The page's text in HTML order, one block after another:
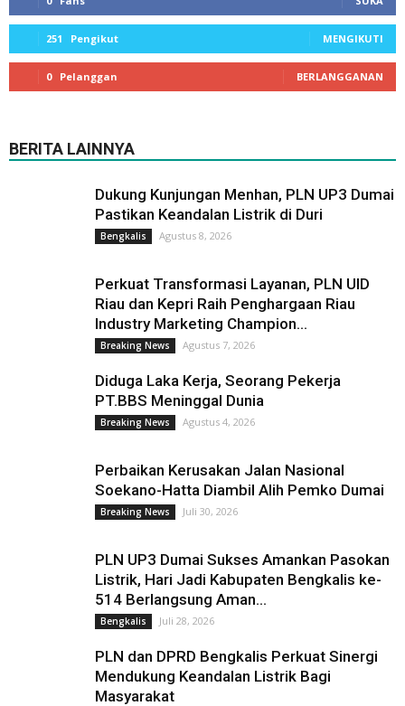
251 Pengikut MENGIKUTI
0 Pelanggan BERLANGGANAN
BERITA LAINNYA
Dukung Kunjungan Menhan, PLN UP3 Dumai
Pastikan Keandalan Listrik di Duri
Bengkalis Agustus 8, 2026
Perkuat Transformasi Layanan, PLN UID
Riau dan Kepri Raih Penghargaan Riau
Industry Marketing Champion...
Breaking News Agustus 7, 2026
Diduga Laka Kerja, Seorang Pekerja
PT.BBS Meninggal Dunia
Breaking News Agustus 4, 2026
Perbaikan Kerusakan Jalan Nasional
Soekano-Hatta Diambil Alih Pemko Dumai
Breaking News Juli 30, 2026
PLN UP3 Dumai Sukses Amankan Pasokan
Listrik, Hari Jadi Kabupaten Bengkalis ke-
514 Berlangsung Aman...
Bengkalis Juli 28, 2026
PLN dan DPRD Bengkalis Perkuat Sinergi
Mendukung Keandalan Listrik Bagi
Masyarakat